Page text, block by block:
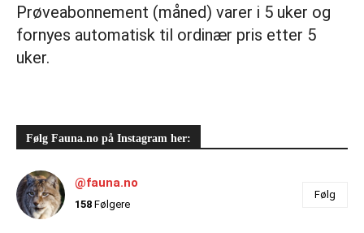
Prøveabonnement (måned) varer i 5 uker og
fornyes automatisk til ordinær pris etter 5
uker.
Følg Fauna.no på Instagram her:
@fauna.no
158 Følgere
Følg